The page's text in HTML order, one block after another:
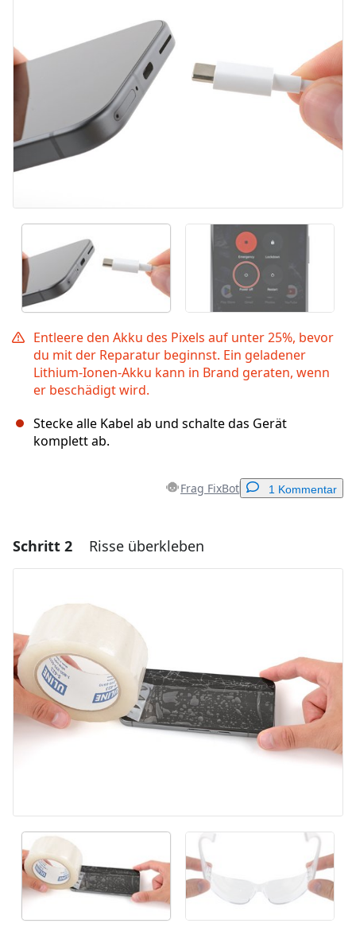
Entleere den Akku des Pixels auf unter 25%, bevor
du mit der Reparatur beginnst. Ein geladener
Lithium-Ionen-Akku kann in Brand geraten, wenn
er beschädigt wird.
Stecke alle Kabel ab und schalte das Gerät
komplett ab.
Frag FixBot 1 Kommentar
Einen Kommentar hinzufügen
Schritt 2 Risse überkleben